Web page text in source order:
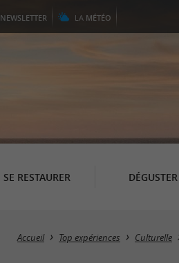
NEWSLETTER LA MÉTÉO
SE RESTAURER DÉGUSTER
Accueil Top expériences Culturelle